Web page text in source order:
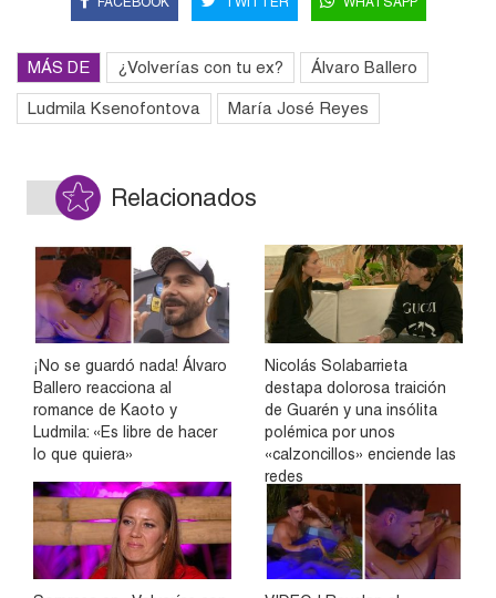
MÁS DE ¿Volverías con tu ex? Álvaro Ballero
Ludmila Ksenofontova María José Reyes
Relacionados
¡No se guardó nada! Álvaro
Ballero reacciona al
romance de Kaoto y
Ludmila: «Es libre de hacer
lo que quiera»
Nicolás Solabarrieta
destapa dolorosa traición
de Guarén y una insólita
polémica por unos
«calzoncillos» enciende las
redes